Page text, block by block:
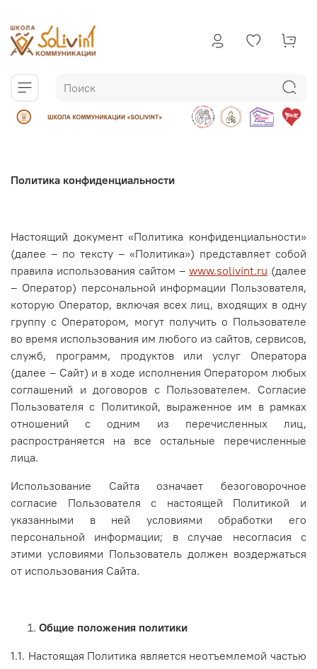
Политика конфиденциальности
Настоящий документ «Политика конфиденциальности»
(далее – по тексту – «Политика») представляет собой
правила использования сайтом – www.solivint.ru (далее
– Оператор) персональной информации Пользователя,
которую Оператор, включая всех лиц, входящих в одну
группу с Оператором, могут получить о Пользователе
во время использования им любого из сайтов, сервисов,
служб, программ, продуктов или услуг Оператора
(далее – Сайт) и в ходе исполнения Оператором любых
соглашений и договоров с Пользователем. Согласие
Пользователя с Политикой, выраженное им в рамках
отношений с одним из перечисленных лиц,
распространяется на все остальные перечисленные
лица.
Использование Сайта означает безоговорочное
согласие Пользователя с настоящей Политикой и
указанными в ней условиями обработки его
персональной информации; в случае несогласия с
этими условиями Пользователь должен воздержаться
от использования Сайта.
Общие положения политики
1.1. Настоящая Политика является неотъемлемой частью